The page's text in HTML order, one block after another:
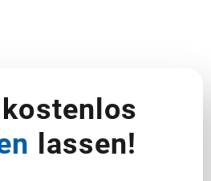
lassen!